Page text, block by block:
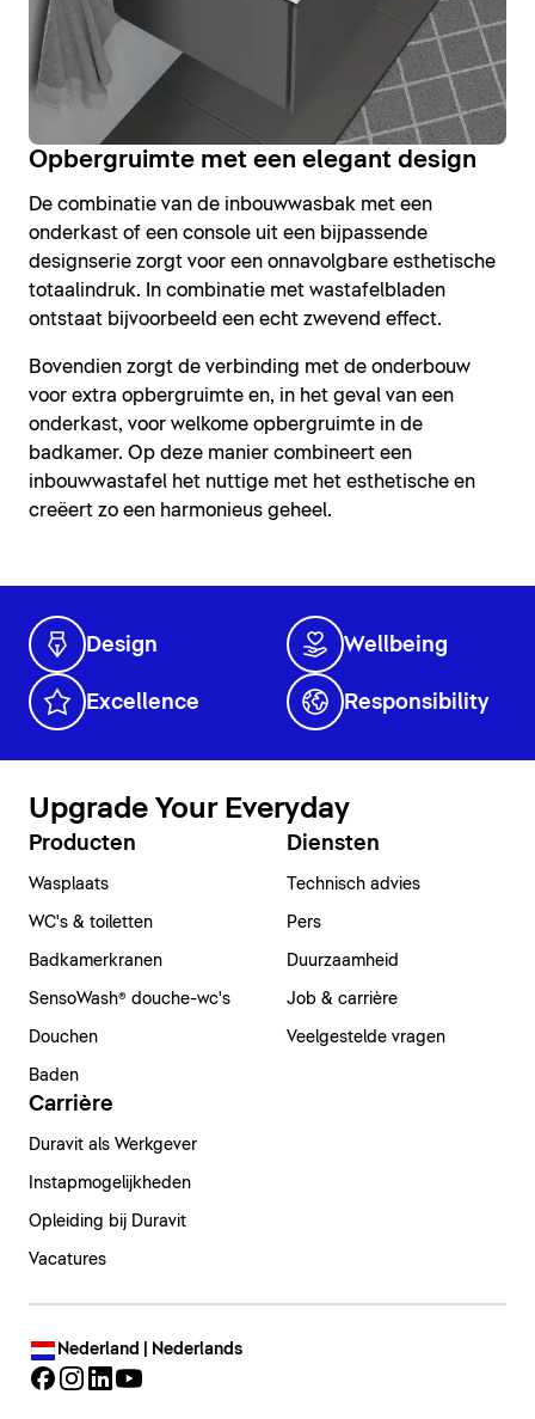
Opbergruimte met een elegant design
De combinatie van de inbouwwasbak met een
onderkast of een console uit een bijpassende
designserie zorgt voor een onnavolgbare esthetische
totaalindruk. In combinatie met wastafelbladen
ontstaat bijvoorbeeld een echt zwevend effect.
Bovendien zorgt de verbinding met de onderbouw
voor extra opbergruimte en, in het geval van een
onderkast, voor welkome opbergruimte in de
badkamer. Op deze manier combineert een
inbouwwastafel het nuttige met het esthetische en
creëert zo een harmonieus geheel.
Design Wellbeing
Excellence Responsibility
Upgrade Your Everyday
Producten
Wasplaats
WC's & toiletten
Badkamerkranen
SensoWash® douche-wc's
Douchen
Baden
Diensten
Technisch advies
Pers
Duurzaamheid
Job & carrière
Veelgestelde vragen
Carrière
Duravit als Werkgever
Instapmogelijkheden
Opleiding bij Duravit
Vacatures
Nederland | Nederlands